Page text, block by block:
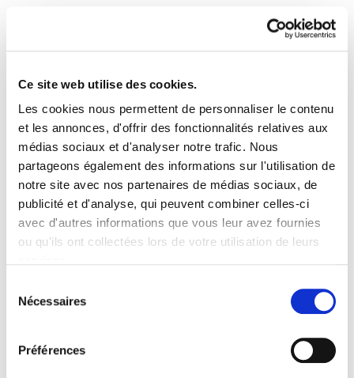
Ce site web utilise des cookies.
Les cookies nous permettent de personnaliser le contenu
et les annonces, d'offrir des fonctionnalités relatives aux
médias sociaux et d'analyser notre trafic. Nous
partageons également des informations sur l'utilisation de
notre site avec nos partenaires de médias sociaux, de
publicité et d'analyse, qui peuvent combiner celles-ci
avec d'autres informations que vous leur avez fournies
ou qu'ils ont collectées lors de votre utilisation de leurs
Nécessaires
Préférences
ELA Astekaria 85
ELA Astekaria 85.pdf519.8 KB
PLAN DU SITE ACCESSIBILITÉ CONTACT
Manu Robles-Arangiz Institutua Fundazioa
Corderliers karrika 20 - 64100 Baiona -
Contact